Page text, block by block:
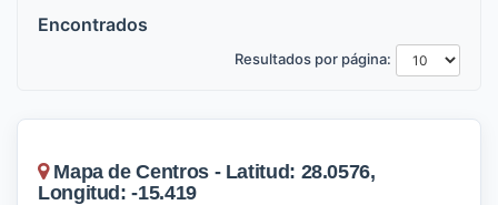
Encontrados
Resultados por página:
Mapa de Centros - Latitud: 28.0576,
Longitud: -15.419